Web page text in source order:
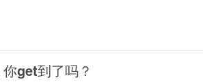
get到了吗？